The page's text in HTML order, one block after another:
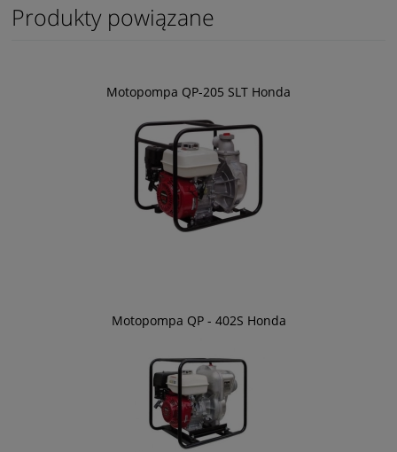
Produkty powiązane
Motopompa QP-205 SLT Honda
Motopompa QP - 402S Honda